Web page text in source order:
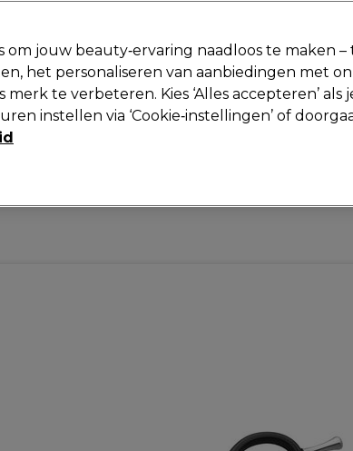
Merken
Deals Haar Elektra Beauty Salon
geleverd*
om jouw beauty‑ervaring naadloos te maken
het personaliseren van aanbiedingen met
te verbeteren. Kies ‘Alles accepteren’
instellen via ‘Cookie‑instellingen’ of